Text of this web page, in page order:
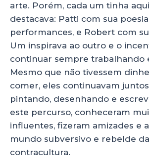
arte. Porém, cada um tinha
destacava: Patti com sua
performances, e Robert com
Um inspirava ao outro e o
continuar sempre trabalhando
Mesmo que não tivessem
comer, eles continuavam
pintando, desenhando e
este percurso, conheceram
influentes, fizeram amizades e
mundo subversivo e rebelde da
contracultura.